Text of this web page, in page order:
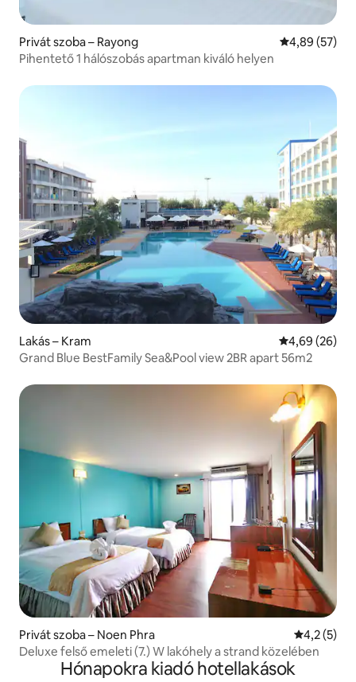
Privát szoba – Rayong Átlagos
4,89 (57)
Pihentető 1 hálószobás apartman kiváló helyen
Lakás – Kram Átlagos
4,69 (26)
Grand Blue BestFamily Sea&Pool view 2BR apart 56m2
Privát szoba – Noen Phra Átlagos
4,2 (5)
Deluxe felső emeleti (7.) W lakóhely a strand közelében
Hónapokra kiadó hotellakások